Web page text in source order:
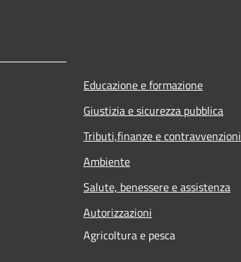
Educazione e formazione
Giustizia e sicurezza pubblica
Tributi,finanze e contravvenzioni
Ambiente
Salute, benessere e assistenza
Autorizzazioni
Agricoltura e pesca